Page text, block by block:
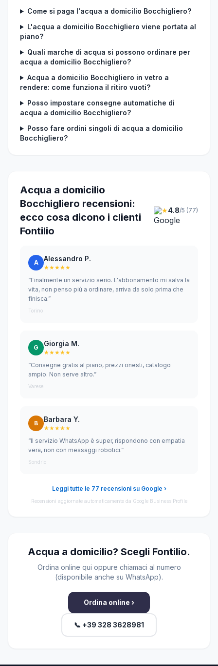
Come si paga l'acqua a domicilio Bocchigliero?
L'acqua a domicilio Bocchigliero viene portata al
piano?
Quali marche di acqua si possono ordinare per
acqua a domicilio Bocchigliero?
Acqua a domicilio Bocchigliero in vetro a
rendere: come funziona il ritiro vuoti?
Posso impostare consegne automatiche di
acqua a domicilio Bocchigliero?
Posso fare ordini singoli di acqua a domicilio
Bocchigliero?
Acqua a domicilio
Bocchigliero recensioni:
ecco cosa dicono i clienti
Fontilio
★4.8/5 (77)
A Alessandro P.
★★★★★
“Finalmente un servizio serio. L'abbonamento mi salva la
vita, non penso più a ordinare, arriva da solo prima che
finisca.”
Torino
G Giorgia M.
★★★★★
“Consegne gratis al piano, prezzi onesti, catalogo
ampio. Non serve altro.”
Varese
B Barbara Y.
★★★★★
“Il servizio WhatsApp è super, rispondono con empatia
vera, non con messaggi robotici.”
Sondrio
Leggi tutte le 77 recensioni su Google ›
Recensioni aggiornate automaticamente da Google Business Profile
Acqua a domicilio? Scegli Fontilio.
Ordina online qui oppure chiamaci al numero
(disponibile anche su WhatsApp).
Ordina online ›
📞 +39 328 3628981